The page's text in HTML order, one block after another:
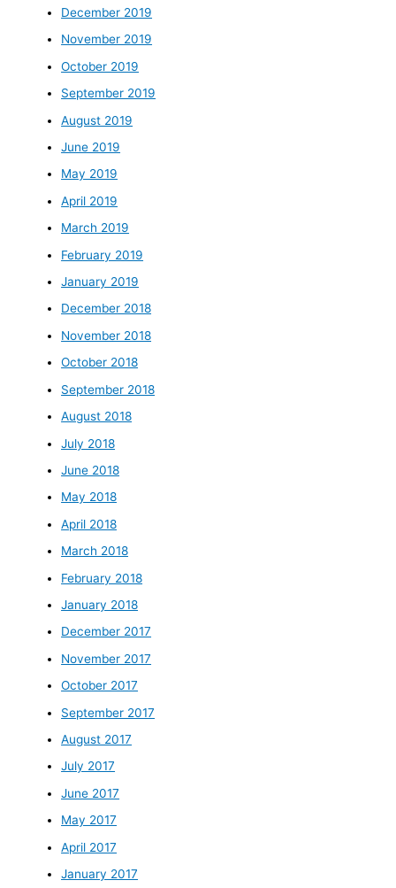
December 2019
November 2019
October 2019
September 2019
August 2019
June 2019
May 2019
April 2019
March 2019
February 2019
January 2019
December 2018
November 2018
October 2018
September 2018
August 2018
July 2018
June 2018
May 2018
April 2018
March 2018
February 2018
January 2018
December 2017
November 2017
October 2017
September 2017
August 2017
July 2017
June 2017
May 2017
April 2017
January 2017